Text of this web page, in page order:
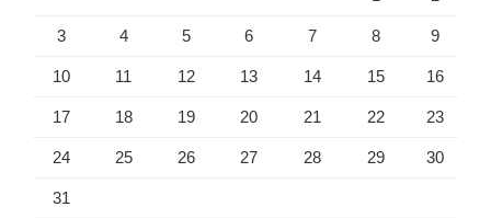
3 4 5 6 7 8 9
10 11 12 13 14 15 16
17 18 19 20 21 22 23
24 25 26 27 28 29 30
31